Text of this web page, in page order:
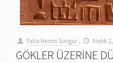
Taha Necmi Sungur , Aralık
GÖKLER ÜZERİNE